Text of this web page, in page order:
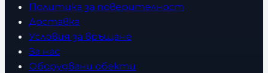
Политика за поверителност
Доставка
Условия за връщане
За нас
Оборудвани обекти